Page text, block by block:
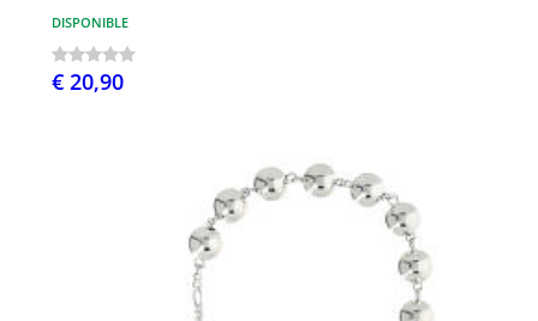
DISPONIBLE
€ 20,90